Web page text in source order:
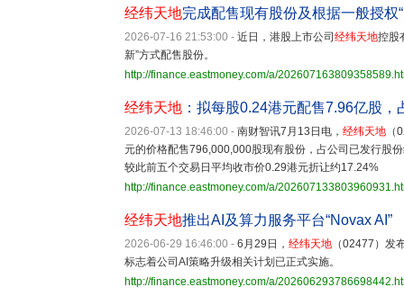
经纬天地完成配售现有股份及根据一般授权
2026-07-16 21:53:00 - 近日，港股上市公司 经纬天地控股
新”方式配售股份。
http://finance.eastmoney.com/a/
经纬天地 ：拟每股0.24港元配售7.96亿股
2026-07-13 18:46:00 - 南财智讯7月13日电， 经纬天地
元的价格配售796,000,000股现有股份，占公司已发行股
较此前五个交易日平均收市价0.29港元折让约17.24%
http://finance.eastmoney.com/a/
经纬天地推出AI及算力服务平台“Novax AI”
2026-06-29 16:46:00 - 6月29日， 经纬天地 （02477）发
标志着公司AI策略升级相关计划已正式实施。
http://finance.eastmoney.com/a/